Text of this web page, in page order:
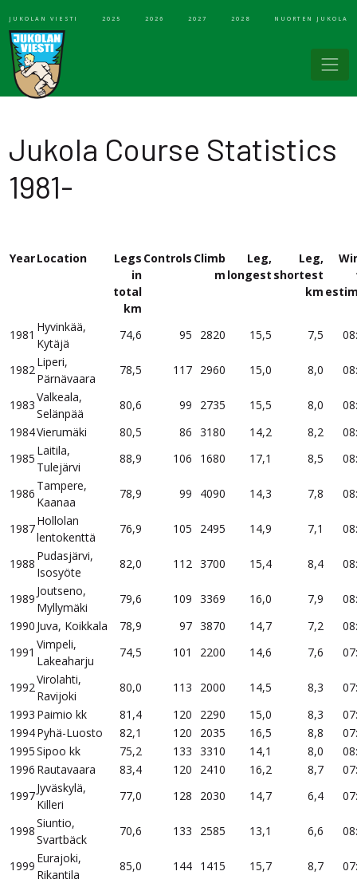
JUKOLAN VIESTI 2025 2026 2027 2028 NUORTEN JUKOLA
Jukola Course Statistics
1981-
YearLocation
Legs
in
total
km
Controls Climb
m
Leg,
longest
Leg,
shortest
km
1981
Hyvinkää,
Kytäjä
74,6 95 2820 15,5 7,5
1982
Liperi,
Pärnävaara
78,5 117 2960 15,0 8,0
1983
Valkeala,
Selänpää
80,6 99 2735 15,5 8,0
1984Vierumäki 80,5 86 3180 14,2 8,2
1985
Laitila,
Tulejärvi
88,9 106 1680 17,1 8,5
1986
Tampere,
Kaanaa
78,9 99 4090 14,3 7,8
1987
Hollolan
lentokenttä
76,9 105 2495 14,9 7,1
1988
Pudasjärvi,
Isosyöte
82,0 112 3700 15,4 8,4
1989
Joutseno,
Myllymäki
79,6 109 3369 16,0 7,9
1990 Juva, Koikkala 78,9 97 3870 14,7 7,2
1991
Vimpeli,
Lakeaharju
74,5 101 2200 14,6 7,6
1992
Virolahti,
Ravijoki
80,0 113 2000 14,5 8,3
1993 Paimio kk 81,4 120 2290 15,0 8,3
1994Pyhä-Luosto 82,1 120 2035 16,5 8,8
1995Sipoo kk 75,2 133 3310 14,1 8,0
1996 Rautavaara 83,4 120 2410 16,2 8,7
1997
Jyväskylä,
Killeri
77,0 128 2030 14,7 6,4
1998
Siuntio,
Svartbäck
70,6 133 2585 13,1 6,6
1999
Eurajoki,
Rikantila
85,0 144 1415 15,7 8,7